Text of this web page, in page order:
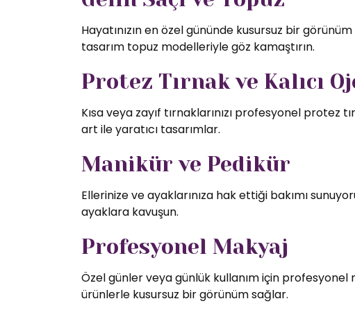
Hayatınızın en özel gününde kusursuz bir
tasarım topuz modelleriyle göz kamaştırın.
Protez Tırnak ve Kalıcı
Kısa veya zayıf tırnaklarınızı profesyonel protez
art ile yaratıcı tasarımlar.
Manikür ve Pedikür
Ellerinize ve ayaklarınıza hak ettiği bakımı
ayaklara kavuşun.
Profesyonel Makyaj
Özel günler veya günlük kullanım için profesyonel
ürünlerle kusursuz bir görünüm sağlar.